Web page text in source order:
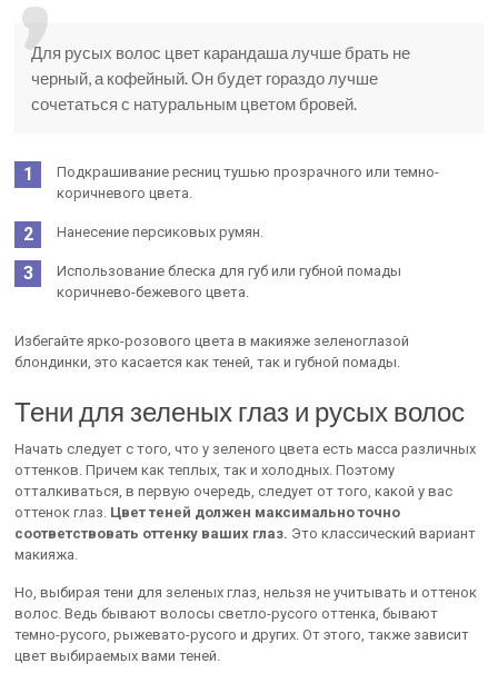
Для русых волос цвет карандаша лучше брать не
черный, а кофейный. Он будет гораздо лучше
сочетаться с натуральным цветом бровей.
Подкрашивание ресниц тушью прозрачного или темно-
коричневого цвета.
Нанесение персиковых румян.
Использование блеска для губ или губной помады
коричнево-бежевого цвета.
Избегайте ярко-розового цвета в макияже зеленоглазой
блондинки, это касается как теней, так и губной помады.
Тени для зеленых глаз и русых волос
Начать следует с того, что у зеленого цвета есть масса различных
оттенков. Причем как теплых, так и холодных. Поэтому
отталкиваться, в первую очередь, следует от того, какой у вас
оттенок глаз. Цвет теней должен максимально точно
соответствовать оттенку ваших глаз. Это классический вариант
макияжа.
Но, выбирая тени для зеленых глаз, нельзя не учитывать и оттенок
волос. Ведь бывают волосы светло-русого оттенка, бывают
темно-русого, рыжевато-русого и других. От этого, также зависит
цвет выбираемых вами теней.